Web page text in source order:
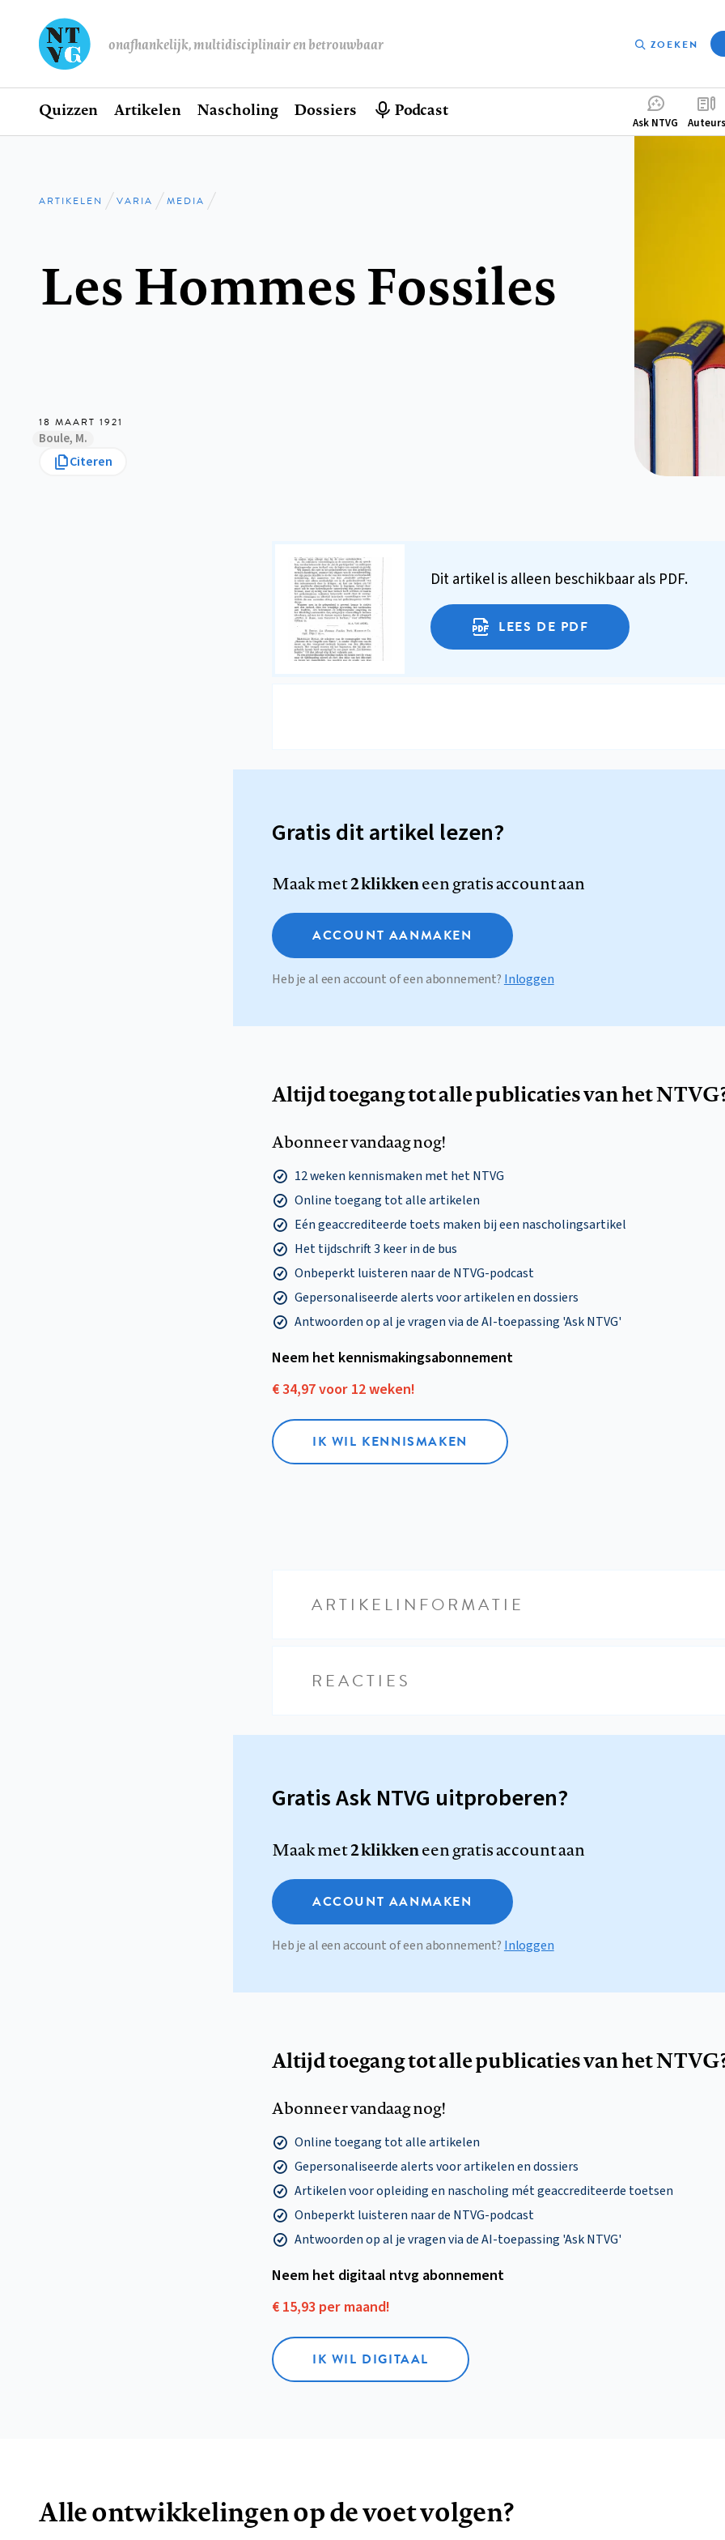
onafhankelijk, multidisciplinair en betrouwbaar ZOEKEN
Hoofdnavigatie
Home
Quizzen Artikelen Nascholing Dossiers Podcast
Ask NTVG Auteurs
Kruimelpad
ARTIKELEN VARIA MEDIA
Les Hommes Fossiles
18 MAART 1921
Boule, M.
Citeren
Dit artikel is alleen beschikbaar als PDF.
LEES DE PDF
Gratis dit artikel lezen?
Maak met2 klikkeneen gratis account aan
ACCOUNT AANMAKEN
Heb je al een account of een abonnement? Inloggen
Altijd toegang tot alle publicaties van het
Abonneer vandaag nog!
12 weken kennismaken met het NTVG
Online toegang tot alle artikelen
Eén geaccrediteerde toets maken bij een nascholingsartikel
Het tijdschrift 3 keer in de bus
Onbeperkt luisteren naar de NTVG-podcast
Gepersonaliseerde alerts voor artikelen en dossiers
Antwoorden op al je vragen via de AI-toepassing 'Ask NTVG'
Neem het kennismakings­abonnement
€ 34,97 voor 12 weken!
IK WIL KENNISMAKEN
ARTIKELINFORMATIE
REACTIES
Gratis Ask NTVG uitproberen?
Maak met2 klikkeneen gratis account aan
ACCOUNT AANMAKEN
Heb je al een account of een abonnement? Inloggen
Altijd toegang tot alle publicaties van het
Abonneer vandaag nog!
Online toegang tot alle artikelen
Gepersonaliseerde alerts voor artikelen en dossiers
Artikelen voor opleiding en nascholing mét geaccrediteerde toetsen
Onbeperkt luisteren naar de NTVG-podcast
Antwoorden op al je vragen via de AI-toepassing 'Ask NTVG'
Neem het digitaal ntvg abonnement
€ 15,93 per maand!
IK WIL DIGITAAL
Alle ontwikkelingen op de voet volgen?